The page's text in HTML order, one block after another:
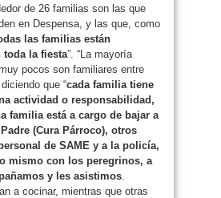
de 26 familias son las que
en Despensa, y las que, como
las familias están
toda la fiesta”. “La mayoría
pocos son familiares entre
que “cada familia tiene
actividad o responsabilidad,
familia está a cargo de bajar a
(Cura Párroco), otros
de SAME y a la policía,
mismo con los peregrinos, a
y les asistimos.
a cocinar, mientras que otras